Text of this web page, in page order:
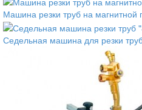
Машина резки труб на магнитной
Седельная машина для резки